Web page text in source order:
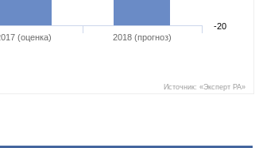
(оценка) 2018 (прогноз)
-20
Источник: «Эксперт РА»